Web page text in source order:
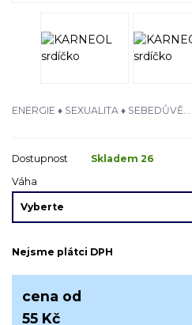
ENERGIE ♦ SEXUALITA ♦ SEBEDŮVĚ...
Dostupnost
Skladem 26
Váha
Nejsme plátci DPH
cena od
55 Kč